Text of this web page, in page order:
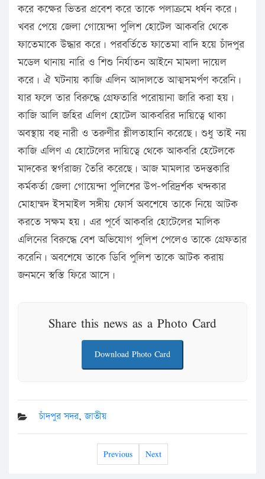
করে কক্ষের ভিতর প্রবেশ করে তাকে পলাক্রমে ধর্ষন করে।
খবর পেয়ে জেলা গোয়েন্দা পুলিশ হোটেল আকবরি থেকে
ফাতেমাকে উদ্ধার করে। পরবর্তিতে ফাতেমা বাদি হয়ে চাঁদপুর
মডেল থানায় নারি ও শিশু নির্যাতন আইনে মামলা দায়েল
করে। ঐ ঘটনায় কাজি এলিন আদালতে আত্মসমর্পণ করেনি।
যার ফলে তার বিরুদ্ধে গ্রেফতারি পরোয়ানা জারি করা হয়।
কাজি আলি জহির এলিণ হোটেল আকবরির দায়িত্বে থাকা
অবস্থায় বহু নারী ও তরুণীর শ্লীলতাহানি করেছে। শুধু তাই নয়
কাজি এলিণ এ হোটেলের দায়িত্বে থেকে আকবরি হেটেলকে
মাদকের স্বর্গরাজ্য তৈরি করেছে। আজ মামলার তদন্তকারি
কর্মকর্তা জেলা গোয়েন্দা পুলিশের উপ-পরিদর্র্শক খন্দকার
মোহাম্মদ ইসমাইল সঙ্গীয় ফোর্স অবশেষে তাকে নিয়ে আটক
করতে সক্ষম হয়। এর পূর্বে আকবরি হোটেলের মালিক
এলিনের বিরুদ্ধে বেশ অভিযোগ পুলিশ পেলেও তাকে গ্রেফতার
করেনি। অবশেষে তাকে ডিবি পুলিশ তাকে আটক করায়
জনমনে স্বস্তি ফিরে আসে।
Share this news as a Photo Card
Download Photo Card
চাঁদপুর সদর,জাতীয়
Previous Next